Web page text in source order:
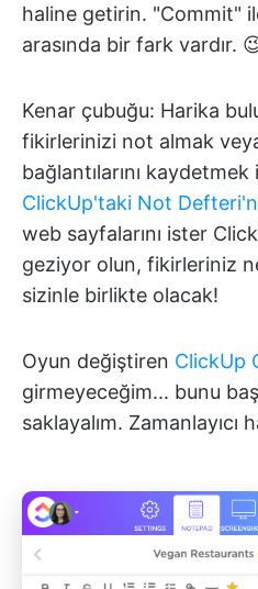
haline getirin. "Commit"
arasında bir fark vardır.
Kenar çubuğu: Harika
fikirlerinizi not almak
bağlantılarını kaydetmek
ClickUp'taki Not
web sayfalarını ister
geziyor olun, fikirleriniz
sizinle birlikte olacak!
Oyun değiştiren ClickUp
girmeyeceğim... bunu
saklayalım. Zamanlayıcı